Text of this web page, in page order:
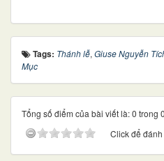
Tags: Thánh lễ, Giuse Nguyễn
Mục
Tổng số điểm của bài viết là: 0 trong
Click để